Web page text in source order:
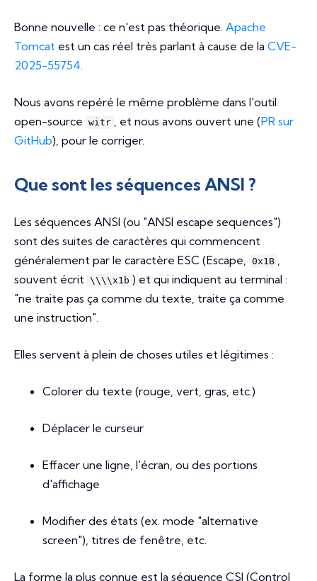
Bonne nouvelle : ce n'est pas théorique. Apache
Tomcat est un cas réel très parlant à cause de la CVE-
2025-55754
Nous avons repéré le même problème dans l'outil
open-source witr , et nous avons ouvert une (PR sur
GitHub), pour le corriger.
Que sont les séquences ANSI ?
Les séquences ANSI (ou "ANSI escape sequences")
sont des suites de caractères qui commencent
généralement par le caractère ESC (Escape,
0x1B
souvent écrit \\\\x1b ) et qui indiquent au terminal :
"ne traite pas ça comme du texte, traite ça comme
une instruction".
Elles servent à plein de choses utiles et légitimes :
Colorer du texte (rouge, vert, gras, etc.)
Déplacer le curseur
Effacer une ligne, l'écran, ou des portions
d'affichage
Modifier des états (ex. mode "alternative
screen"), titres de fenêtre, etc.
La forme la plus connue est la séquence CSI (Control